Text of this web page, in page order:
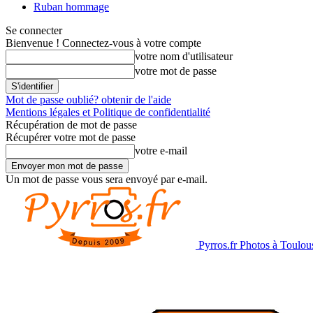
Ruban hommage
Se connecter
Bienvenue ! Connectez-vous à votre compte
votre nom d'utilisateur
votre mot de passe
Mot de passe oublié? obtenir de l'aide
Mentions légales et Politique de confidentialité
Récupération de mot de passe
Récupérer votre mot de passe
votre e-mail
Un mot de passe vous sera envoyé par e-mail.
Pyrros.fr Photos à